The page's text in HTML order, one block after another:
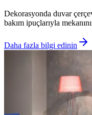
Dekorasyonda duvar
bakım ipuçlarıyla
Daha fazla bilgi edinin